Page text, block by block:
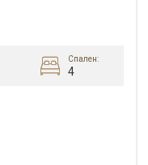
Спален:
4